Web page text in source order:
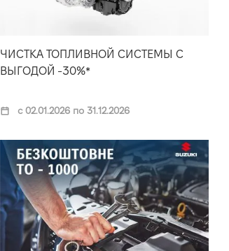
ЧИСТКА ТОПЛИВНОЙ СИСТЕМЫ С
ВЫГОДОЙ -30%*
с 02.01.2026 по 31.12.2026